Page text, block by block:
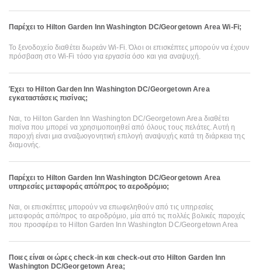
Παρέχει το Hilton Garden Inn Washington DC/Georgetown Area Wi-Fi;
Το ξενοδοχείο διαθέτει δωρεάν Wi-Fi. Όλοι οι επισκέπτες μπορούν να έχουν
πρόσβαση στο Wi-Fi τόσο για εργασία όσο και για αναψυχή.
Έχει το Hilton Garden Inn Washington DC/Georgetown Area
εγκαταστάσεις πισίνας;
Ναι, το Hilton Garden Inn Washington DC/Georgetown Area διαθέτει
πισίνα που μπορεί να χρησιμοποιηθεί από όλους τους πελάτες. Αυτή η
παροχή είναι μια αναζωογονητική επιλογή αναψυχής κατά τη διάρκεια της
διαμονής.
Παρέχει το Hilton Garden Inn Washington DC/Georgetown Area
υπηρεσίες μεταφοράς από/προς το αεροδρόμιο;
Ναι, οι επισκέπτες μπορούν να επωφεληθούν από τις υπηρεσίες
μεταφοράς από/προς το αεροδρόμιο, μία από τις πολλές βολικές παροχές
που προσφέρει το Hilton Garden Inn Washington DC/Georgetown Area
Ποιες είναι οι ώρες check-in και check-out στο Hilton Garden Inn
Washington DC/Georgetown Area;